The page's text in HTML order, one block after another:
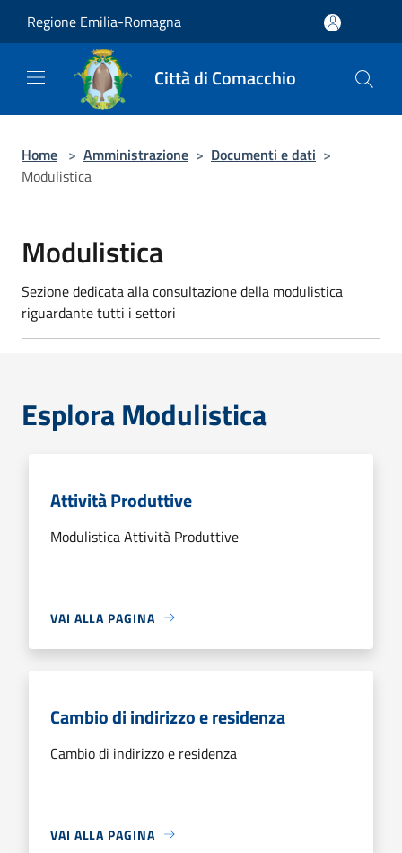
Regione Emilia-Romagna
Città di Comacchio
Home > Amministrazione > Documenti e dati >
Modulistica
Modulistica
Sezione dedicata alla consultazione della modulistica
riguardante tutti i settori
Esplora Modulistica
Attività Produttive
Modulistica Attività Produttive
VAI ALLA PAGINA
Cambio di indirizzo e residenza
Cambio di indirizzo e residenza
VAI ALLA PAGINA